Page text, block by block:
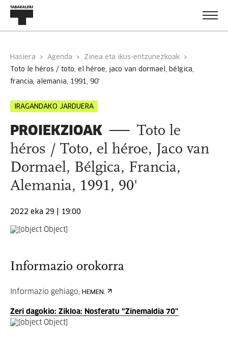
Hasiera Agenda
Zinea eta ikus-entzunezkoak
francia, alemania, 1991, 90'
IRAGANDAKO JARDUERA
PROIEKZIOAK
Toto le
héros / Toto, el héroe, Jaco van
Dormael, Bélgica, Francia,
Alemania, 1991, 90'
2022 eka 29 | 19:00
Informazio orokorra
Informazio gehiago, HEMEN.
Zeri dagokio: Zikloa: Nosferatu “Zinemaldia 70”